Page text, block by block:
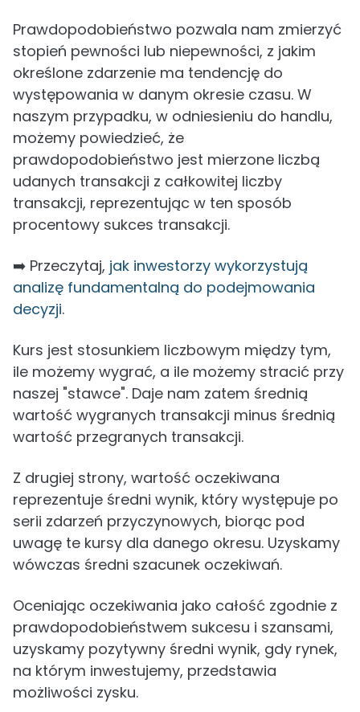
Prawdopodobieństwo pozwala nam zmierzyć
stopień pewności lub niepewności, z jakim
określone zdarzenie ma tendencję do
występowania w danym okresie czasu. W
naszym przypadku, w odniesieniu do handlu,
możemy powiedzieć, że
prawdopodobieństwo jest mierzone liczbą
udanych transakcji z całkowitej liczby
transakcji, reprezentując w ten sposób
procentowy sukces transakcji.
➡️ Przeczytaj, jak inwestorzy wykorzystują
analizę fundamentalną do podejmowania
decyzji.
Kurs jest stosunkiem liczbowym między tym,
ile możemy wygrać, a ile możemy stracić przy
naszej "stawce". Daje nam zatem średnią
wartość wygranych transakcji minus średnią
wartość przegranych transakcji.
Z drugiej strony, wartość oczekiwana
reprezentuje średni wynik, który występuje po
serii zdarzeń przyczynowych, biorąc pod
uwagę te kursy dla danego okresu. Uzyskamy
wówczas średni szacunek oczekiwań.
Oceniając oczekiwania jako całość zgodnie z
prawdopodobieństwem sukcesu i szansami,
uzyskamy pozytywny średni wynik, gdy rynek,
na którym inwestujemy, przedstawia
możliwości zysku.